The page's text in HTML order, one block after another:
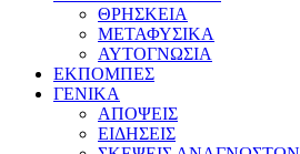
ΘΡΗΣΚΕΙΑ
ΜΕΤΑΦΥΣΙΚΑ
ΑΥΤΟΓΝΩΣΙΑ
ΕΚΠΟΜΠΕΣ
ΓΕΝΙΚΑ
ΑΠΟΨΕΙΣ
ΕΙΔΗΣΕΙΣ